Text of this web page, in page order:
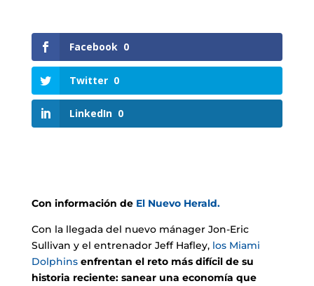
Facebook 0
Twitter 0
LinkedIn 0
Con información deEl Nuevo Herald.
Con la llegada del nuevo mánager Jon-Eric
Sullivan y el entrenador Jeff Hafley,los Miami
Dolphins enfrentan el reto más difícil de su
historia reciente: sanear una economía que